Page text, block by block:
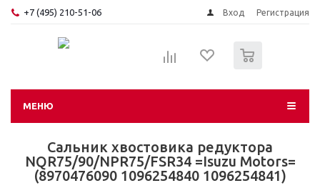
+7 (495) 210-51-06 Вход Регистрация
МЕНЮ
Сальник хвостовика редуктора
NQR75/90/NPR75/FSR34 =Isuzu Motors=
(8970476090 1096254840 1096254841)